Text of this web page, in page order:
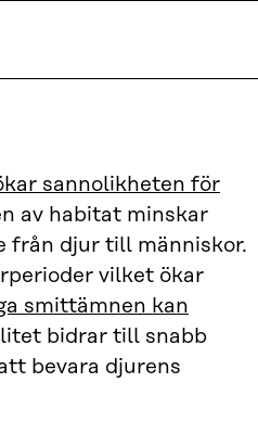
sannolikheten för
av habitat minskar
från djur till människor.
vilket ökar
smittämnen kan
bidrar till snabb
bevara djurens